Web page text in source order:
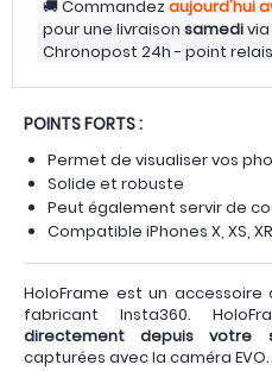
Commandezaujourd'hui
pour une livraison samedivia
Chronopost 24h - point relais
POINTS FORTS :
Permet de visualiser vos
Solide et robuste
Peut également servir de
Compatible iPhones X, XS,
HoloFrame est un
fabricant Insta360.
directement depuis votre
capturées avec la caméra EVO.